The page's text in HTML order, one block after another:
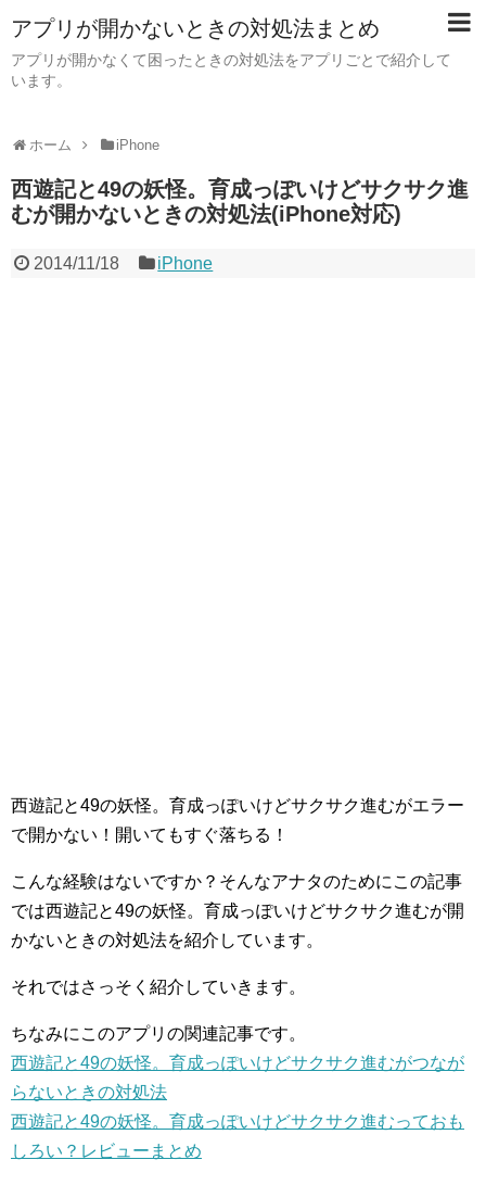
アプリが開かないときの対処法まとめ
アプリが開かなくて困ったときの対処法をアプリごとで紹介して
います。
ホーム iPhone
西遊記と49の妖怪。育成っぽいけどサクサク進
むが開かないときの対処法(iPhone対応)
2014/11/18 iPhone
西遊記と49の妖怪。育成っぽいけどサクサク進むがエラー
で開かない！開いてもすぐ落ちる！
こんな経験はないですか？そんなアナタのためにこの記事
では西遊記と49の妖怪。育成っぽいけどサクサク進むが開
かないときの対処法を紹介しています。
それではさっそく紹介していきます。
ちなみにこのアプリの関連記事です。
西遊記と49の妖怪。育成っぽいけどサクサク進むがつなが
らないときの対処法
西遊記と49の妖怪。育成っぽいけどサクサク進むっておも
しろい？レビューまとめ